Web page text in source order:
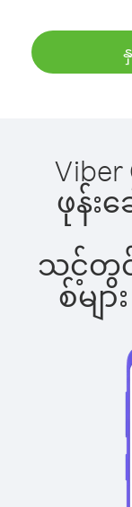
Viber
ဖုန်း
သင့်တွင်
စ်မျ